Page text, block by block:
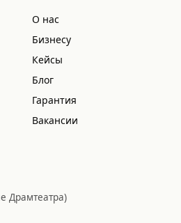
О нас
Бизнесу
Кейсы
Блог
Гарантия
Вакансии
Драмтеатра)